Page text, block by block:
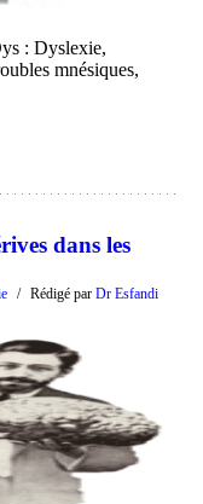
: Dyslexie,
mnésiques,
dans les
/ Rédigé parDr Esfandi